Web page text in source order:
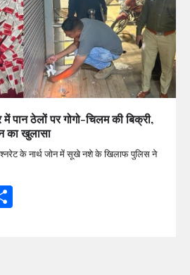
पान ठेलों पर गोगो-चिलम की बिक्री,
का खुलासा
के नार्थ जोन में सूखे नशे के खिलाफ पुलिस ने